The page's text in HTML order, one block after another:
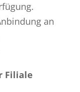
an
Filiale